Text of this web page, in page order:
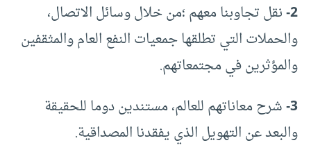
2- نقل تجاوبنا معهم ؛من خلال وسائل الاتصال،
والحملات التي تطلقها جمعيات النفع العام والمثقفين
والمؤثرين في مجتمعاتهم.
3- شرح معاناتهم للعالم، مستندين دوما للحقيقة
والبعد عن التهويل الذي يفقدنا المصداقية.